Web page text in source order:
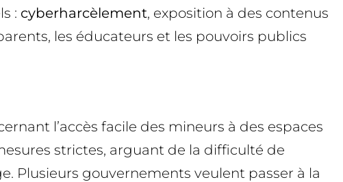
: cyberharcèlement, exposition à des contenus
les éducateurs et les pouvoirs publics
l’accès facile des mineurs à des espaces
strictes, arguant de la difficulté de
Plusieurs gouvernements veulent passer à la